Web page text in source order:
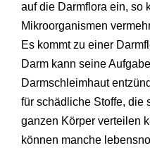
auf die Darmflora ein, so
Mikroorganismen
Es kommt zu einer
Darm kann seine
Darmschleimhaut
für schädliche Stoffe, die
ganzen Körper verteilen
können manche